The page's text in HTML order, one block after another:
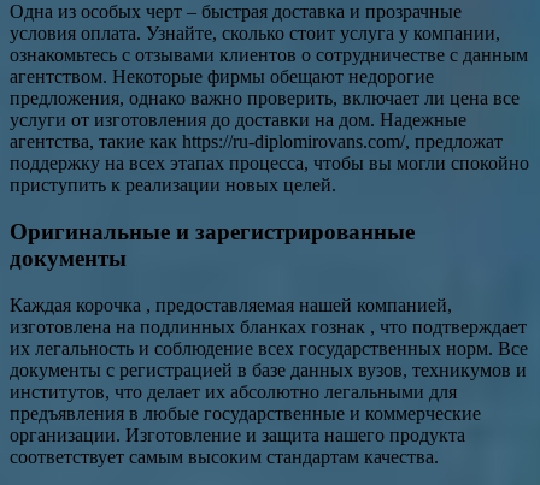
Одна из особых черт – быстрая доставка и прозрачные
условия оплата. Узнайте, сколько стоит услуга у компании,
ознакомьтесь с отзывами клиентов о сотрудничестве с данным
агентством. Некоторые фирмы обещают недорогие
предложения, однако важно проверить, включает ли цена все
услуги от изготовления до доставки на дом. Надежные
агентства, такие как https://ru-diplomirovans.com/, предложат
поддержку на всех этапах процесса, чтобы вы могли спокойно
приступить к реализации новых целей.
Оригинальные и зарегистрированные
документы
Каждая корочка , предоставляемая нашей компанией,
изготовлена на подлинных бланках гознак , что подтверждает
их легальность и соблюдение всех государственных норм. Все
документы с регистрацией в базе данных вузов, техникумов и
институтов, что делает их абсолютно легальными для
предъявления в любые государственные и коммерческие
организации. Изготовление и защита нашего продукта
соответствует самым высоким стандартам качества.